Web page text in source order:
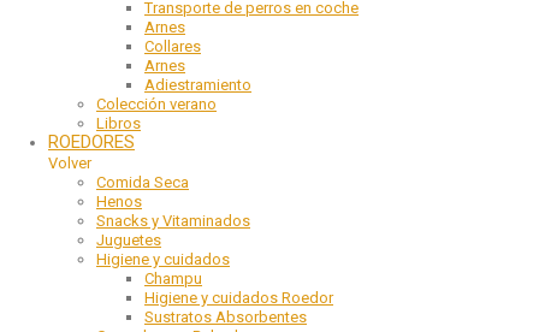
Transporte de perros en coche
Arnes
Collares
Arnes
Adiestramiento
Colección verano
Libros
ROEDORES
Volver
Comida Seca
Henos
Snacks y Vitaminados
Juguetes
Higiene y cuidados
Champu
Higiene y cuidados Roedor
Sustratos Absorbentes